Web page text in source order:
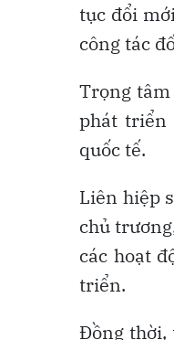
tục đổi
công tác
Trọng
phát triển
quốc tế.
Liên hiệp
chủ
các hoạt
triển.
Đồng thời,